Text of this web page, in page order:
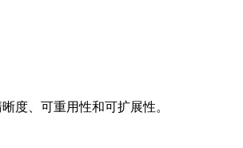
度、可重用性和可扩展性。